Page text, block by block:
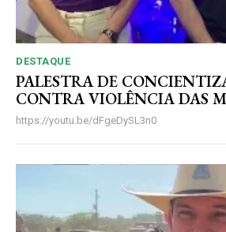
DESTAQUE
PALESTRA DE
CONTRA VIOLÊNCIA DAS
https://youtu.be/dFgeDySL3n0